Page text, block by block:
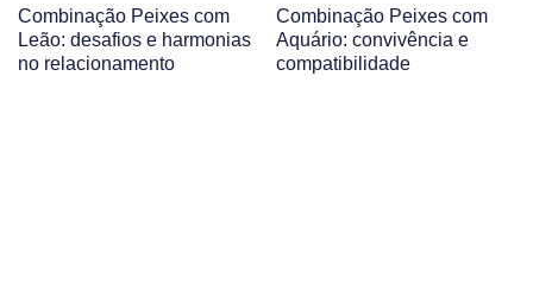
Combinação Peixes com
Leão: desafios e harmonias
no relacionamento
Combinação Peixes com
Aquário: convivência e
compatibilidade